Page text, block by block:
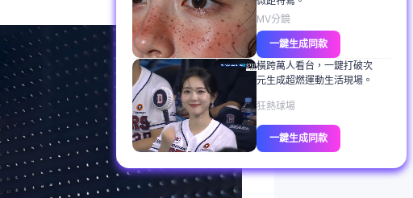
MV分鏡
一鍵生成同款
橫跨萬人看台，一鍵打破次
元生成超燃運動生活現場。
狂熱球場
一鍵生成同款